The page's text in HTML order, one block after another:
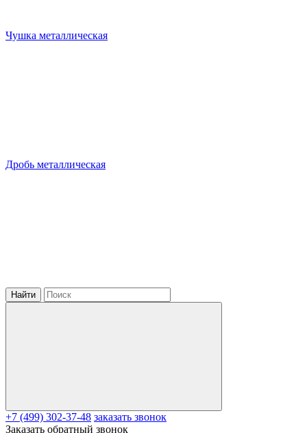
Чушка металлическая
Дробь металлическая
Найти
+7 (499) 302-37-48 заказать звонок
Заказать обратный звонок